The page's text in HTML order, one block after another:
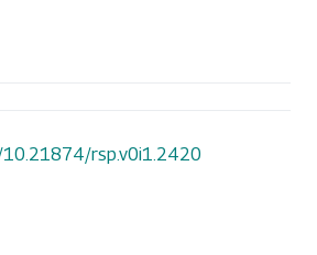
10.21874/rsp.v0i1.2420